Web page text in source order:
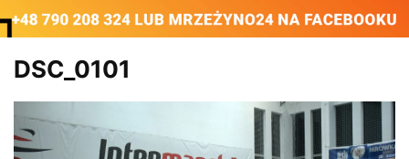
DSC_0101